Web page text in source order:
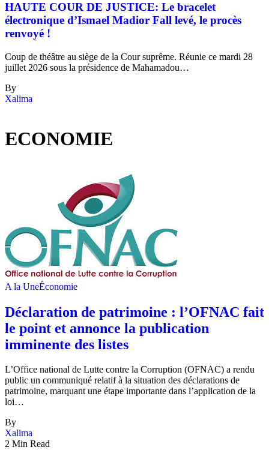
HAUTE COUR DE JUSTICE: Le bracelet
électronique d’Ismael Madior Fall levé, le procès
renvoyé !
Coup de théâtre au siège de la Cour suprême. Réunie ce mardi 28
juillet 2026 sous la présidence de Mahamadou…
By
Xalima
ECONOMIE
A la UneÉconomie
Déclaration de patrimoine : l’OFNAC fait
le point et annonce la publication
imminente des listes
L’Office national de Lutte contre la Corruption (OFNAC) a rendu
public un communiqué relatif à la situation des déclarations de
patrimoine, marquant une étape importante dans l’application de la
loi…
By
Xalima
2 Min Read